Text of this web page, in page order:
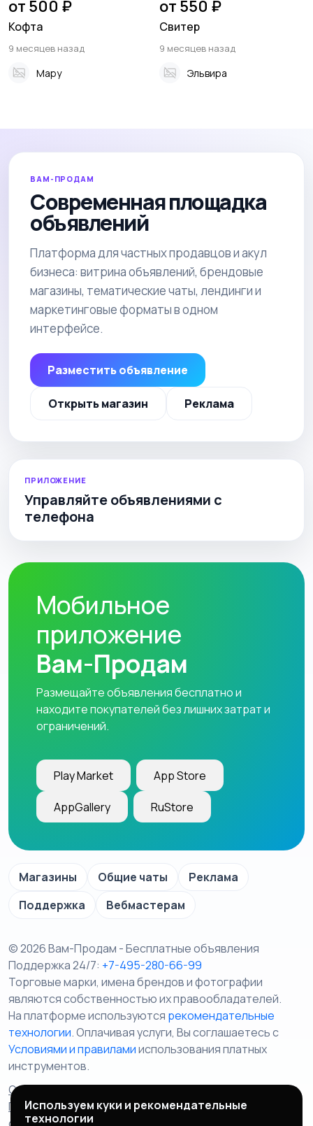
от 500 ₽
Кофта
9 месяцев назад
Мару
от 550 ₽
Свитер
9 месяцев назад
Эльвира
ВАМ-ПРОДАМ
Современная площадка
объявлений
Платформа для частных продавцов и акул
бизнеса: витрина объявлений, брендовые
магазины, тематические чаты, лендинги и
маркетинговые форматы в одном
интерфейсе.
Разместить объявление
Открыть магазин Реклама
ПРИЛОЖЕНИЕ
Управляйте объявлениями с
телефона
Мобильное
приложение
Вам-Продам
Размещайте объявления бесплатно и
находите покупателей без лишних затрат и
ограничений.
Play Market App Store
AppGallery RuStore
Магазины Общие чаты
Реклама
Поддержка
Вебмастерам
© 2026 Вам-Продам - Бесплатные объявления
Поддержка 24/7: +7-495-280-66-99
Торговые марки, имена брендов и фотографии
являются собственностью их правообладателей.
На платформе используются рекомендательные
технологии. Оплачивая услуги, Вы соглашаетесь c
Условиями и правиламииспользования платных
инструментов.
Отказ от ответственности
Правила сервиса
Политика конфиденциальности
Пользовательское
Используем куки и рекомендательные
технологии